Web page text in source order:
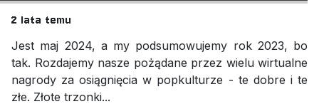
2 lata temu
Jest maj 2024, a my podsumowujemy rok 2023, bo
tak. Rozdajemy nasze pożądane przez wielu wirtualne
nagrody za osiągnięcia w popkulturze - te dobre i te
złe. Złote trzonki...